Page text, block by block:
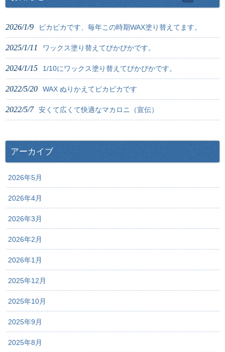
2026/1/9 ピカピカです、毎年この時期WAX塗り替えてます。
2025/1/11 ワックス塗り替えてぴかぴかです。
2024/1/15 1/10にワックス塗り替えてぴかぴかです。
2022/5/20 WAX ぬりかえてピカピカです
2022/5/7 安くて広くて快適なマカロニ（宣伝）
アーカイブ
2026年5月
2026年4月
2026年3月
2026年2月
2026年1月
2025年12月
2025年10月
2025年9月
2025年8月